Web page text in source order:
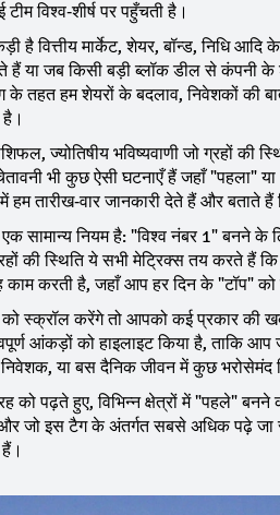
विश्व‑शीर्ष पर पहुँचती है।
हैवित्तीय मार्केट,शेयर, बॉन्ड, निधि आदि
हैं या जब किसी बड़ी ब्लॉक डील से कंपनी
के तहत हम शेयरों के बदलाव, निवेशकों की
,ज्योतिषीय भविष्यवाणी जो ग्रहों की
भी कुछ ऐसी घटनाएँ हैं जहाँ "पहला"
तारीख‑वार जानकारी देते हैं और बताते
एक सामान्य नियम है: "विश्व नंबर 1" बनने
की स्थिति ये सभी मेट्रिक्स तय करते हैं कि
काम करती है, जहाँ आप हर दिन के "टॉप"
स्क्रॉल करेंगे तो आपको कई प्रकार की
आंकड़ों को हाइलाइट किया है, ताकि
या बस दैनिक जीवन में कुछ भरोसेमंद
को पढ़ते हुए, विभिन्न क्षेत्रों में "पहले"
जो इस टैग के अंतर्गत सबसे अधिक पढ़े जा